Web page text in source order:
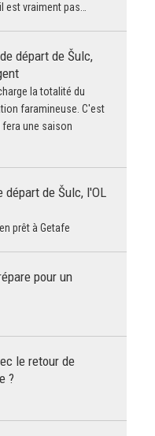
vraiment pas…
départ de Šulc,
la totalité du
faramineuse. C'est
fera une saison
départ de Šulc, l'OL
prêt à Getafe
pour un
le retour de
?